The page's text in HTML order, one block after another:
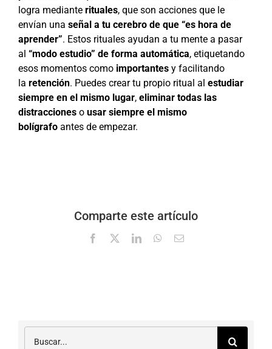
logra mediante rituales, que son acciones que le
envían una señal a tu cerebro de que “es hora de
aprender”. Estos rituales ayudan a tu mente a pasar
al “modo estudio” de forma automática, etiquetando
esos momentos como importantesy facilitando
la retención. Puedes crear tu propio ritual al estudiar
siempre en el mismo lugar, eliminar todas las
distraccioneso usar siempre el mismo
bolígrafoantes de empezar.
Comparte este artículo
Facebook LinkedInWhatsApp
Correo